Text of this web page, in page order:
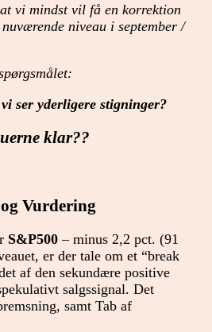
vi mindst vil få en korrektion
niveau i september /
ser yderligere stigninger?
klar??
Vurdering
S&P500 – minus 2,2 pct. (91
er der tale om et “break
af den sekundære positive
salgssignal. Det
samt Tab af